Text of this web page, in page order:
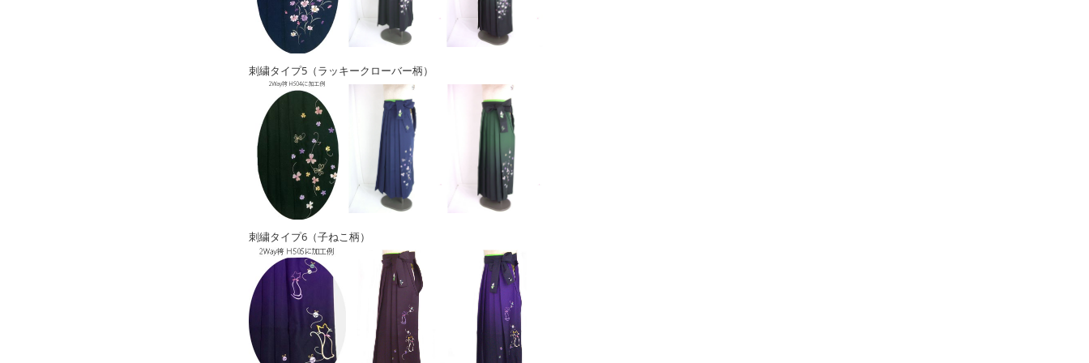
刺繍タイプ5（ラッキークローバー柄）
刺繍タイプ6（子ねこ柄）